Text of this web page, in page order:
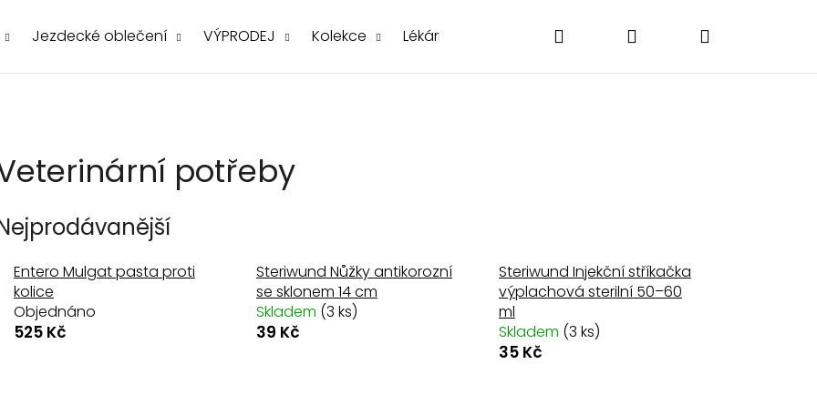
Jezdecké oblečení VÝPRODEJ Kolekce Lékárničky Poukázky Doplňky O nás
Hledat PřihlášeníNákupní
potřeby
Entero Mulgat pasta proti
kolice
Objednáno
525 Kč
Steriwund Nůžky antikorozní
se sklonem 14 cm
Skladem (3 ks)
39 Kč
Steriwund Injekční stříkačka
výplachová sterilní 50–60
ml
Skladem (3 ks)
35 Kč
Doporučujeme